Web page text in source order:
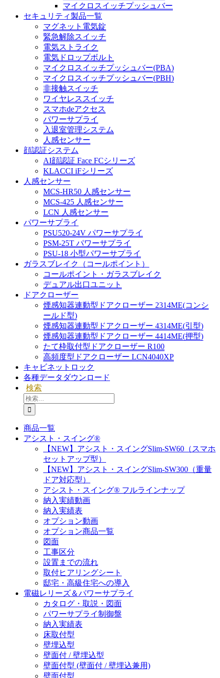
マイクロスイッチプッシュバー
セキュリティ製品一覧
マグネット電気錠
緊急解除スイッチ
電気ストライク
電気ドロップボルト
マイクロスイッチプッシュバー(PBA)
マイクロスイッチプッシュバー(PBH)
非接触スイッチ
ワイヤレススイッチ
スマホdeアクセス
パワーサプライ
入退室管理システム
人感センサー
顔認証システム
AI顔認証 Face FCシリーズ
KLACCI iFシリーズ
人感センサー
MCS-HR50 人感センサー
MCS-425 人感センサー
LCN 人感センサー
パワーサプライ
PSU520-24V パワーサプライ
PSM-25T パワーサプライ
PSU-18 小型パワーサプライ
ガラスブレイク（コールポイント）
コールポイント・ガラスブレイク
デュアル出口ユニット
ドアクローザー
煙感知器連動型ドアクローザー 2314ME(コンシ
ールド型)
煙感知器連動型ドアクローザー 4314ME(引型)
煙感知器連動型ドアクローザー 4414ME(押型)
たて枠取付型ドアクローザー R100
高頻度型ドアクローザー LCN4040XP
キャビネットロック
各種データダウンロード
検索
検
索
…
商品一覧
アシスト・スイング®
【NEW】アシスト・スイングSlim-SW60（スマホ
セットアップ型）
【NEW】アシスト・スイングSlim-SW300（重量
ドア対応型）
アシスト・スイング® フルラインナップ
納入実績動画
納入実績表
オプション動画
オプション商品一覧
図面
工事区分
設置までの流れ
取付ヒアリングシート
邸宅・高級住宅への導入
電磁レリーズ＆パワーサプライ
カタログ・取説・図面
パワーサプライ制御盤
納入実績表
床取付型
壁埋込型
壁面付 / 壁埋込型
壁面付型 (壁面付 / 壁埋込兼用)
壁面付型